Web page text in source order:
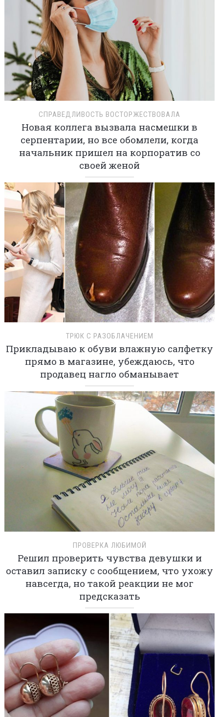
СПРАВЕДЛИВОСТЬ ВОСТОРЖЕСТВОВАЛА
Новая коллега вызвала насмешки в
серпентарии, но все обомлели, когда
начальник пришел на корпоратив со
своей женой
ТРЮК С РАЗОБЛАЧЕНИЕМ
Прикладываю к обуви влажную салфетку
прямо в магазине, убеждаюсь, что
продавец нагло обманывает
ПРОВЕРКА ЛЮБИМОЙ
Решил проверить чувства девушки и
оставил записку с сообщением, что ухожу
навсегда, но такой реакции не мог
предсказать